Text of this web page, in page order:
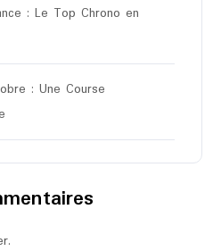
: Le Top Chrono en
: Une Course